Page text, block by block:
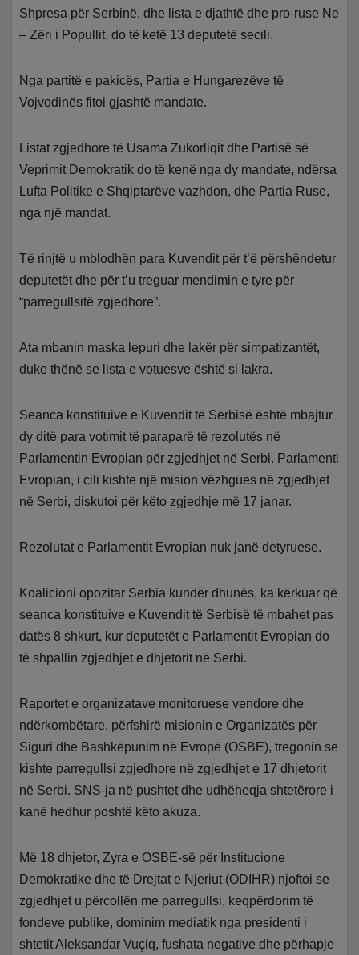
Shpresa për Serbinë, dhe lista e djathtë dhe pro-ruse Ne
– Zëri i Popullit, do të ketë 13 deputetë secili.
Nga partitë e pakicës, Partia e Hungarezëve të
Vojvodinës fitoi gjashtë mandate.
Listat zgjedhore të Usama Zukorliqit dhe Partisë së
Veprimit Demokratik do të kenë nga dy mandate, ndërsa
Lufta Politike e Shqiptarëve vazhdon, dhe Partia Ruse,
nga një mandat.
Të rinjtë u mblodhën para Kuvendit për t’ë përshëndetur
deputetët dhe për t’u treguar mendimin e tyre për
“parregullsitë zgjedhore”.
Ata mbanin maska lepuri dhe lakër për simpatizantët,
duke thënë se lista e votuesve është si lakra.
Seanca konstituive e Kuvendit të Serbisë është mbajtur
dy ditë para votimit të paraparë të rezolutës në
Parlamentin Evropian për zgjedhjet në Serbi. Parlamenti
Evropian, i cili kishte një mision vëzhgues në zgjedhjet
në Serbi, diskutoi për këto zgjedhje më 17 janar.
Rezolutat e Parlamentit Evropian nuk janë detyruese.
Koalicioni opozitar Serbia kundër dhunës, ka kërkuar që
seanca konstituive e Kuvendit të Serbisë të mbahet pas
datës 8 shkurt, kur deputetët e Parlamentit Evropian do
të shpallin zgjedhjet e dhjetorit në Serbi.
Raportet e organizatave monitoruese vendore dhe
ndërkombëtare, përfshirë misionin e Organizatës për
Siguri dhe Bashkëpunim në Evropë (OSBE), tregonin se
kishte parregullsi zgjedhore në zgjedhjet e 17 dhjetorit
në Serbi. SNS-ja në pushtet dhe udhëheqja shtetërore i
kanë hedhur poshtë këto akuza.
Më 18 dhjetor, Zyra e OSBE-së për Institucione
Demokratike dhe të Drejtat e Njeriut (ODIHR) njoftoi se
zgjedhjet u përcollën me parregullsi, keqpërdorim të
fondeve publike, dominim mediatik nga presidenti i
shtetit Aleksandar Vuçiq, fushata negative dhe përhapje